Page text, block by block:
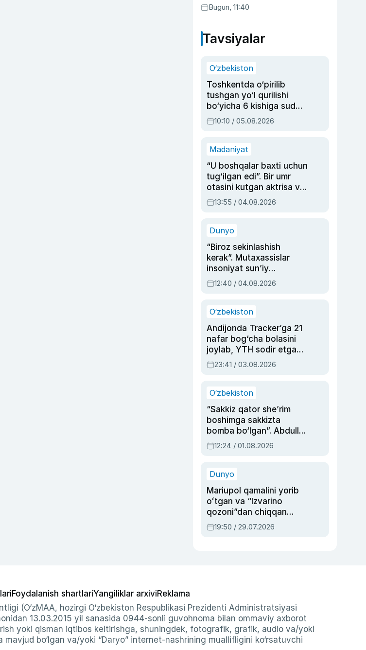
Bugun, 11:40
Tavsiyalar
O‘zbekiston
Toshkentda o‘pirilib
tushgan yo‘l qurilishi
bo‘yicha 6 kishiga sud
hukmi o‘qildi
10:10 / 05.08.2026
Madaniyat
“U boshqalar baxti uchun
tug‘ilgan edi”. Bir umr
otasini kutgan aktrisa va
dublyaj ustasi Rimma
Ahmedovaning
13:55 / 04.08.2026
Dunyo
“Biroz sekinlashish
kerak”. Mutaxassislar
insoniyat sun’iy
intellektni boshqara
olmay qolishidan xavotir
12:40 / 04.08.2026
O‘zbekiston
Andijonda Tracker’ga 21
nafar bog‘cha bolasini
joylab, YTH sodir etgan
ayolga sud hukmi o‘qildi
23:41 / 03.08.2026
O‘zbekiston
“Sakkiz qator she’rim
boshimga sakkizta
bomba bo‘lgan”. Abdulla
Oripovni siyosiy
ayblovlardan asrab
12:24 / 01.08.2026
Dunyo
Mariupol qamalini yorib
oʻtgan va “Izvarino
qozoni”dan chiqqan
qahramon — Ukraina
armiyasi bosh
19:50 / 29.07.2026
Foydalanish shartlariYangiliklar arxiviReklama
(O‘zMAA, hozirgi O‘zbekiston Respublikasi Prezidenti Administratsiyasi
13.03.2015 yil sanasida 0944-sonli guvohnoma bilan ommaviy axborot
yoki qisman iqtibos keltirishga, shuningdek, fotografik, grafik, audio va/yoki
bo‘lgan va/yoki “Daryo” internet-nashrining muallifligini ko‘rsatuvchi